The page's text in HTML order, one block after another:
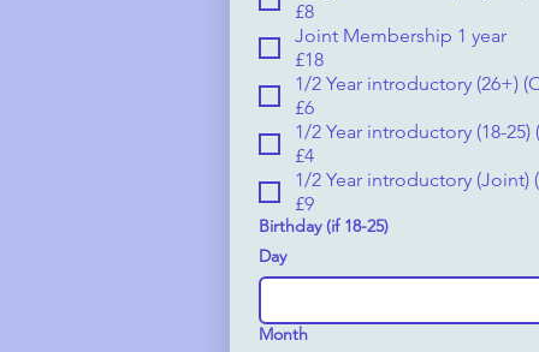
£8
Joint Membership 1 year
£18
1/2 Year introductory (26+)
£6
1/2 Year introductory (18-25)
£4
1/2 Year introductory (Joint)
£9
Birthday (if 18-25)
Day
Month